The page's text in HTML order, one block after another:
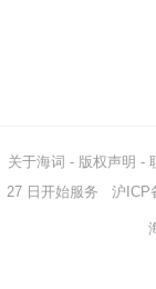
关于海词 - 版权声明 -
27 日开始服务 沪ICP